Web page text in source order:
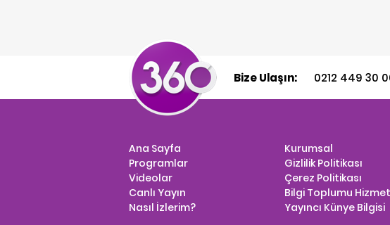
Bize Ulaşın: 0212 449 30
Ana Sayfa
Programlar
Videolar
Canlı Yayın
Nasıl İzlerim?
Kurumsal
Gizlilik Politikası
Çerez Politikası
Bilgi Toplumu
Yayıncı Künye Bilgisi